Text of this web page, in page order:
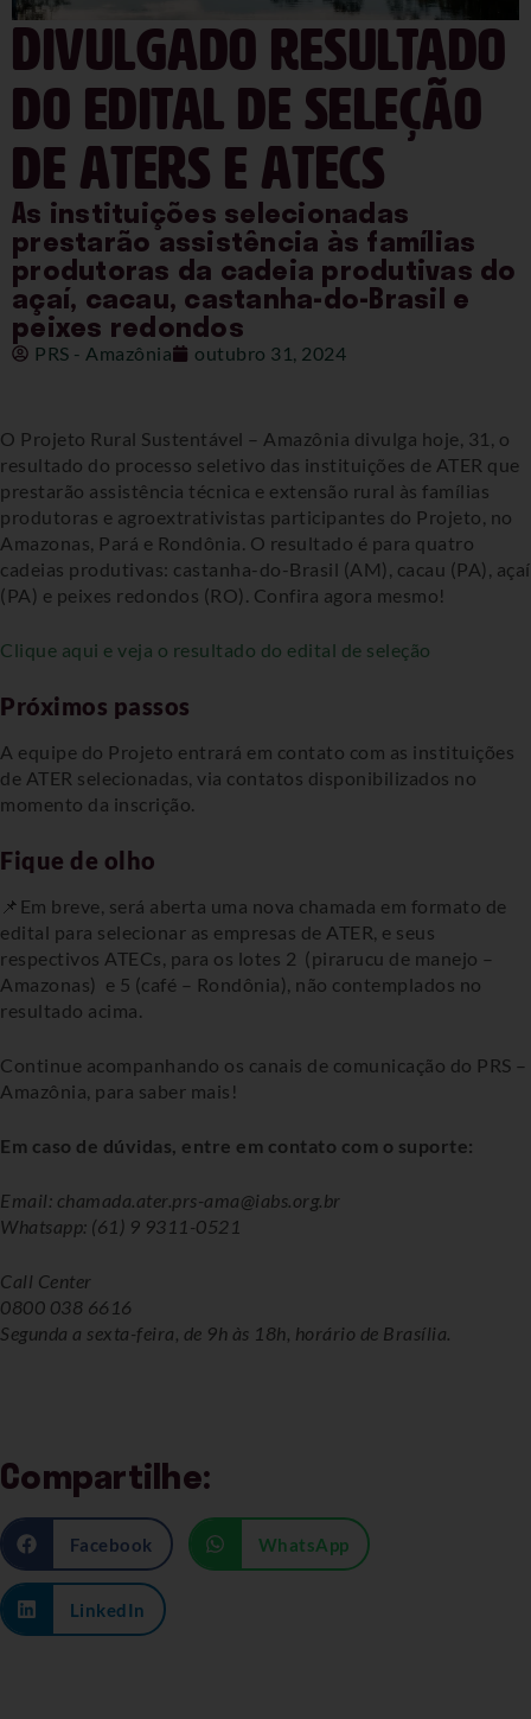
Divulgado resultado
do edital de seleção
de ATERs e ATECs
As instituições selecionadas
prestarão assistência às famílias
produtoras da cadeia produtivas do
açaí, cacau, castanha-do-Brasil e
peixes redondos
PRS - Amazônia outubro 31, 2024
O Projeto Rural Sustentável – Amazônia divulga hoje, 31, o
resultado do processo seletivo das instituições de ATER que
prestarão assistência técnica e extensão rural às famílias
produtoras e agroextrativistas participantes do Projeto, no
Amazonas, Pará e Rondônia. O resultado é para quatro
cadeias produtivas: castanha-do-Brasil (AM), cacau (PA), açaí
(PA) e peixes redondos (RO). Confira agora mesmo!
Clique aqui e veja o resultado do edital de seleção
Próximos passos
A equipe do Projeto entrará em contato com as instituições
de ATER selecionadas, via contatos disponibilizados no
momento da inscrição.
Fique de olho
📌Em breve, será aberta uma nova chamada em formato de
edital para selecionar as empresas de ATER, e seus
respectivos ATECs, para os lotes 2 (pirarucu de manejo –
Amazonas) e 5 (café – Rondônia), não contemplados no
resultado acima.
Continue acompanhando os canais de comunicação do PRS –
Amazônia, para saber mais!
Em caso de dúvidas, entre em contato com o suporte:
Email: chamada.ater.prs-ama@iabs.org.br
Whatsapp: (61) 9 9311-0521
Call Center
0800 038 6616
Segunda a sexta-feira, de 9h às 18h, horário de Brasília.
Compartilhe:
Facebook WhatsApp
LinkedIn